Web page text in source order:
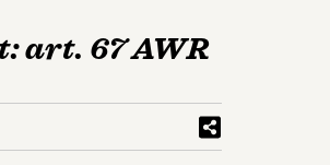
art. 67 AWR